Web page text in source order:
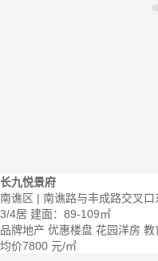
长九悦景府
南谯区 | 南谯路与丰成路交叉口
3/4居 建面：89-109㎡
品牌地产 优惠楼盘 花园洋房 教
均价7800 元/㎡